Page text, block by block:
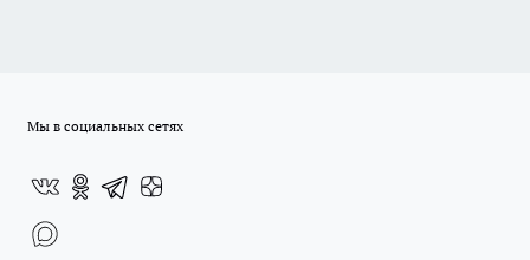
Мы в социальных сетях